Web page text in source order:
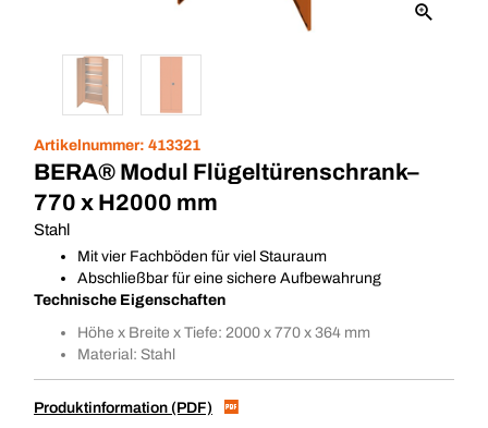
Artikelnummer: 413321
BERA® Modul Flügeltürenschrank–
770 x H2000 mm
Stahl
Mit vier Fachböden für viel Stauraum
Abschließbar für eine sichere Aufbewahrung
Technische Eigenschaften
Höhe x Breite x Tiefe: 2000 x 770 x 364 mm
Material: Stahl
Produktinformation (PDF)